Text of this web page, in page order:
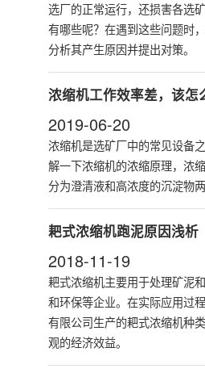
选厂的正常运行，还损害各选
有哪些呢？在遇到这些问题时
分析其产生原因并提出对策。
浓缩机工作效率差，该怎
2019-06-20
浓缩机是选矿厂中的常见设备
解一下浓缩机的浓缩原理，浓
分为澄清液和高浓度的沉淀物两
耙式浓缩机跑泥原因浅析
2018-11-19
耙式浓缩机主要用于处理矿泥
和环保等企业。在实际应用过
有限公司生产的耙式浓缩机种
观的经济效益。